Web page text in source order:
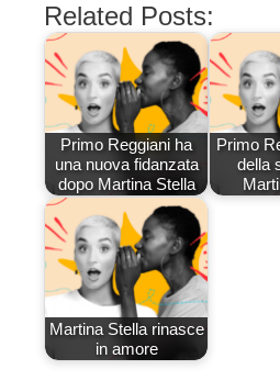
Related Posts:
Primo Reggiani ha
una nuova fidanzata
dopo Martina Stella
Primo
della
Martina Stella rinasce
in amore